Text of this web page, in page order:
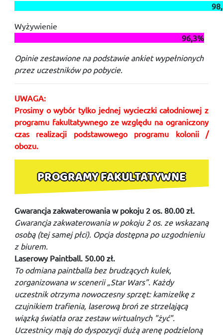
Wyżywienie
96,3%
Opinie zestawione na podstawie ankiet wypełnionych
przez uczestników po pobycie.
UWAGA:
Prosimy o wybór tylko jednej wycieczki całodniowej z
programu fakultatywnego ze względu na ograniczony
czas realizacji podstawowego programu kolonii /
obozu.
PROGRAMY FAKULTATYWNE
Gwarancja zakwaterowania w pokoju 2 os. 80.00 zł.
Gwarancja zakwaterowania w pokoju 2 os. ze wskazaną
osobą (tej samej płci). Opcja dostępna po uzgodnieniu
z biurem.
Laserowy Paintball. 50.00 zł.
To odmiana paintballa bez brudzących kulek,
zorganizowana w scenerii „Star Wars”. Każdy
uczestnik otrzyma nowoczesny sprzęt: kamizelkę z
czujnikiem trafienia, laserową broń ze strzelającą
wiązką światła oraz zestaw wirtualnych "żyć".
Uczestnicy mają do dyspozycji dużą arenę podzieloną